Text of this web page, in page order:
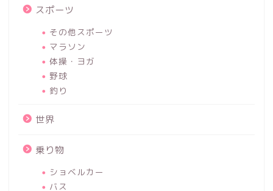
スポーツ
その他スポーツ
マラソン
体操・ヨガ
野球
釣り
世界
乗り物
ショベルカー
バス